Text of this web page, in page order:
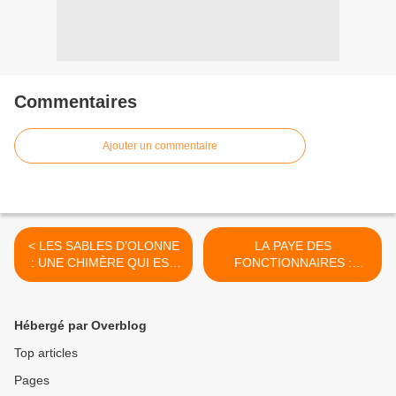
Commentaires
Ajouter un commentaire
< LES SABLES D’OLONNE
: UNE CHIMÈRE QUI EST
UNE TRISTE RÉALITÉ
LA PAYE DES
FONCTIONNAIRES :
MOTIVATION ? >
Hébergé par Overblog
Top articles
Pages